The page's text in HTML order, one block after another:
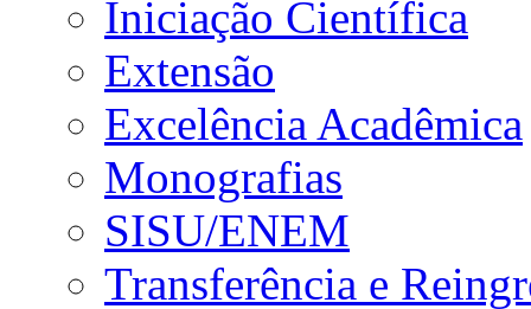
Iniciação Científica
Extensão
Excelência Acadêmica
Monografias
SISU/ENEM
Transferência e